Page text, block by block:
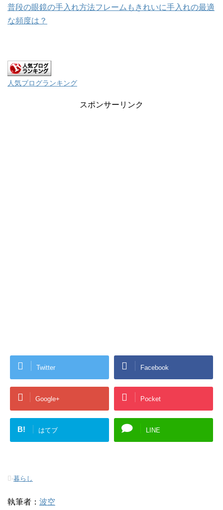
普段の眼鏡の手入れ方法フレームもきれいに手入れの最適
な頻度は？
人気ブログランキング
スポンサーリンク
Twitter Facebook
Google+ Pocket
B! はてブ LINE
-暮らし
執筆者： 波空